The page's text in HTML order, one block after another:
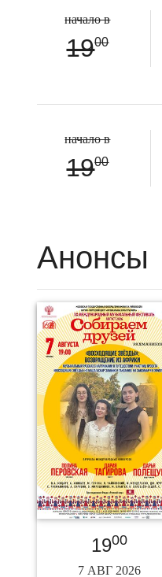
начало в
1900
начало в
1900
Анонсы
1900
7 АВГ 2026